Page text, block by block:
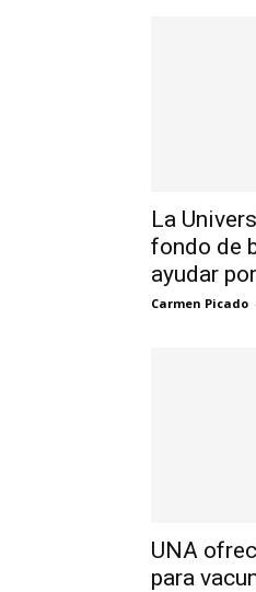
La
fondo de
ayudar
Carmen Picado -
UNA
para